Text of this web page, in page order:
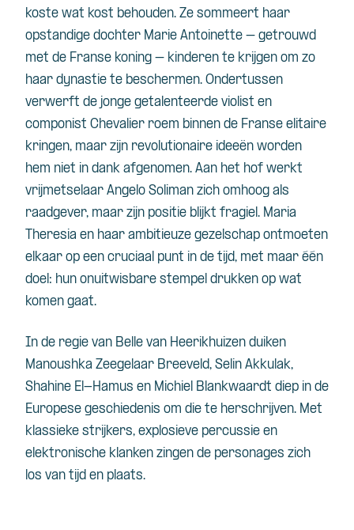
koste wat kost behouden. Ze sommeert haar
opstandige dochter Marie Antoinette – getrouwd
met de Franse koning – kinderen te krijgen om zo
haar dynastie te beschermen. Ondertussen
verwerft de jonge getalenteerde violist en
componist Chevalier roem binnen de Franse elitaire
kringen, maar zijn revolutionaire ideeën worden
hem niet in dank afgenomen. Aan het hof werkt
vrijmetselaar Angelo Soliman zich omhoog als
raadgever, maar zijn positie blijkt fragiel. Maria
Theresia en haar ambitieuze gezelschap ontmoeten
elkaar op een cruciaal punt in de tijd, met maar één
doel: hun onuitwisbare stempel drukken op wat
komen gaat.
In de regie van Belle van Heerikhuizen duiken
Manoushka Zeegelaar Breeveld, Selin Akkulak,
Shahine El-Hamus en Michiel Blankwaardt diep in de
Europese geschiedenis om die te herschrijven. Met
klassieke strijkers, explosieve percussie en
elektronische klanken zingen de personages zich
los van tijd en plaats.